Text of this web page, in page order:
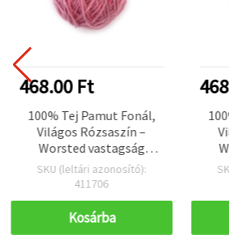
468.00 Ft
100% Tej Pamut Fonál,
Világos Rózsaszín –
Worsted vastagság
(közepes) – 50 g –
kötéshez, horgoláshoz
SKU (leltári azonosító):
411706
Kosárba